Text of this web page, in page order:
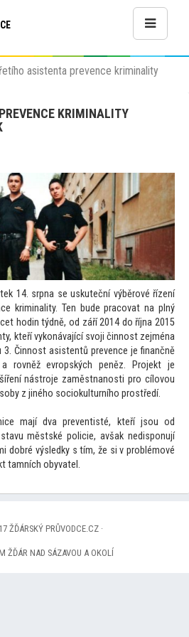
asistenta prevence kriminality
KRIMINALITY
14. srpna se uskuteční výběrové řízení
kriminality. Ten bude pracovat na plný
hodin týdně, od září 2014 do října 2015
kteří vykonávající svoji činnost zejména
Činnost asistentů prevence je finančně
rovněž evropských peněz. Projekt je
nástroje zaměstnanosti pro cílovou
z jiného sociokulturního prostředí.
mají dva preventisté, kteří jsou od
městské policie, avšak nedisponují
dobré výsledky s tím, že si v problémové
tamních obyvatel.
ŽĎÁRSKÝ PRŮVODCE.CZ ·
ŽĎÁR NAD SÁZAVOU A OKOLÍ